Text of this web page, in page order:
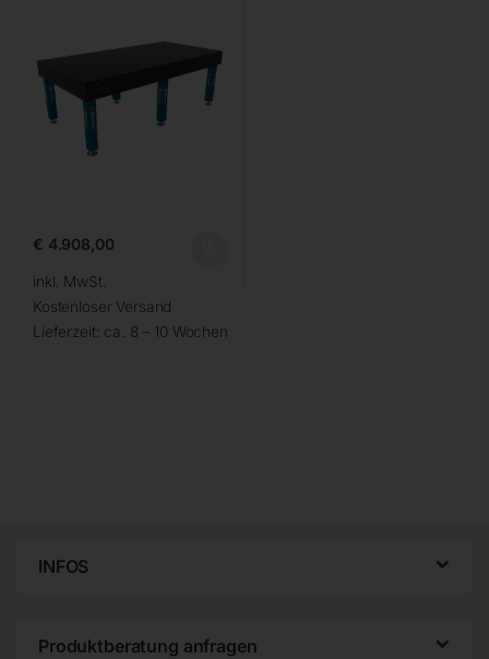
€ 4.908,00
inkl. MwSt.
Kostenloser Versand
Lieferzeit: ca. 8 – 10 Wochen
INFOS
Produktberatung anfragen